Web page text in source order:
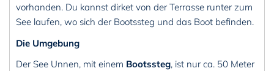
vorhanden. Du kannst dirket von der Terrasse runter zum
See laufen, wo sich der Bootssteg und das Boot befinden.
Die Umgebung
Der See Unnen, mit einem Bootssteg, ist nur ca. 50 Meter